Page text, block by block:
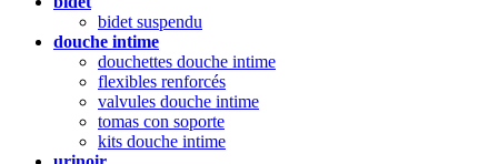
bidet suspendu
douche intime
douchettes douche intime
flexibles renforcés
valvules douche intime
tomas con soporte
kits douche intime